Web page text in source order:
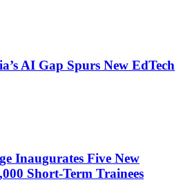
AI Gap Spurs New EdTech
Inaugurates Five New
Short-Term Trainees